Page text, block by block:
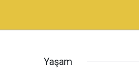
Yaşam